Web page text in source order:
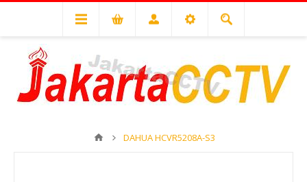
DAHUA HCVR5208A-S3